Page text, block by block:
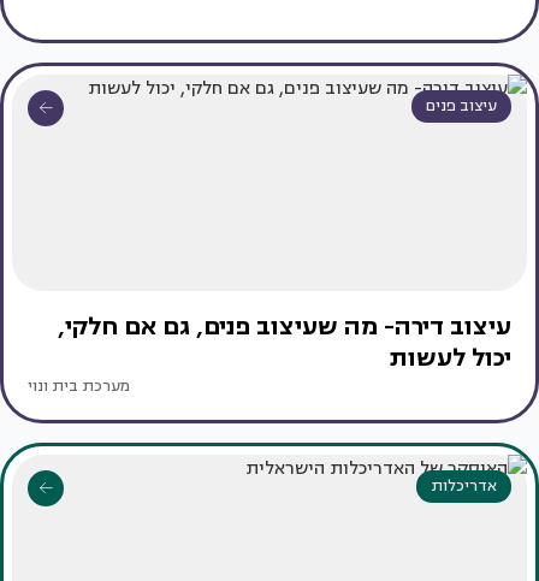
עיצוב פנים
עיצוב דירה- מה שעיצוב פנים, גם אם חלקי,
יכול לעשות
מערכת בית ונוי
אדריכלות